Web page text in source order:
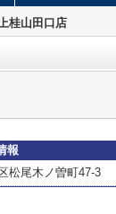
桂山田口店
報
松尾木ノ曽町47-3